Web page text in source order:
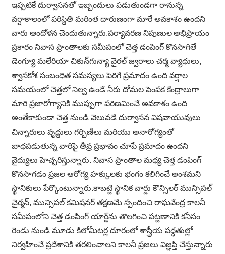
ఇప్పటికే దుర్వాసనతో ఇబ్బందులు పడుతుండగా రానున్న
వర్షాకాలంలో పరిస్థితి మరింత దారుణంగా మారే అవకాశం ఉందని
వారు ఆందోళన చెందుతున్నారు.పర్యావరణ నిపుణుల అభిప్రాయం
ప్రకారం నివాస ప్రాంతాలకు సమీపంలో చెత్త డంపింగ్ కొనసాగితే
డెంగ్యూ మలేరియా చికున్‌గున్యా వైరల్ జ్వరాలు చర్మ వ్యాధులు,
శ్వాసకోశ సంబంధిత సమస్యలు పెరిగే ప్రమాదం ఉంది వర్షాల
సమయంలో చెత్తలో నిల్వ ఉండే నీరు దోమల పెంపక కేంద్రాలుగా
మారి ప్రజారోగ్యానికి ముప్పుగా పరిణమించే అవకాశం ఉంది
అంతేకాకుండా చెత్త నుండి వెలువడే దుర్వాసన విషవాయువులు
చిన్నారులు వృద్ధులు గర్భిణీలు మరియు అనారోగ్యంతో
బాధపడుతున్న వారిపై తీవ్ర ప్రభావం చూపే ప్రమాదం ఉందని
వైద్యులు హెచ్చరిస్తున్నారు. నివాస ప్రాంతాల మధ్య చెత్త డంపింగ్
కొనసాగడం ప్రజల ఆరోగ్య హక్కులకు భంగం కలిగించే అంశమని
స్థానికులు పేర్కొంటున్నారు.కాబట్టి స్థానిక వార్డు కౌన్సిలర్ మున్సిపల్
చైర్మన్, మున్సిపల్ కమిషనర్ తక్షణమే స్పందించి రాఘవేంద్ర కాలనీ
సమీపంలోని చెత్త డంపింగ్ యార్డ్‌ను తొలగించి పట్టణానికి కనీసం
రెండు నుండి మూడు కిలోమీటర్ల దూరంలో శాస్త్రీయ పద్ధతుల్లో
నిర్వహించే ప్రదేశానికి తరలించాలని కాలనీ ప్రజలు విజ్ఞప్తి చేస్తున్నారు